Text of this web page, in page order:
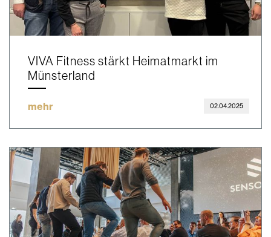
VIVA Fitness stärkt Heimatmarkt im
Münsterland
mehr 02.04.2025